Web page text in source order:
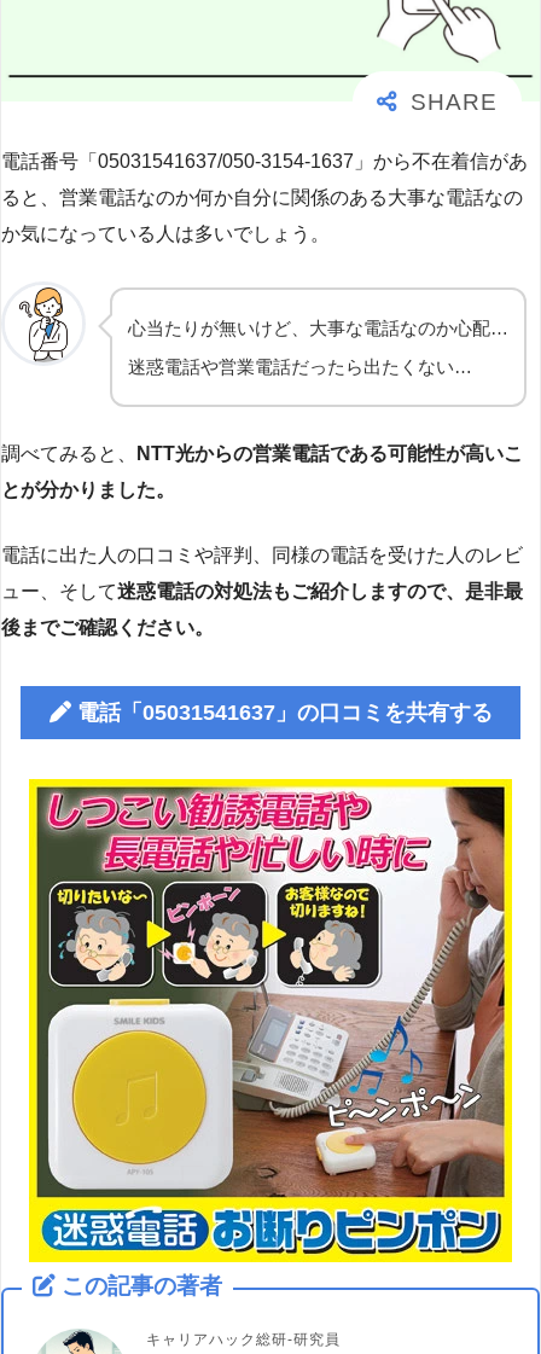
電話番号「05031541637/050-3154-1637」から不在着信があ
ると、営業電話なのか何か自分に関係のある大事な電話なの
か気になっている人は多いでしょう。
心当たりが無いけど、大事な電話なのか心配…
迷惑電話や営業電話だったら出たくない…
調べてみると、
NTT光からの営業電話である可能性が高いこ
とが分かりました。
電話に出た人の口コミや評判、同様の電話を受けた人のレビ
ュー、そして迷惑電話の対処法もご紹介しますので、是非最
後までご確認ください。
電話「05031541637」の口コミを共有する
この記事の著者
キャリアハック総研-研究員